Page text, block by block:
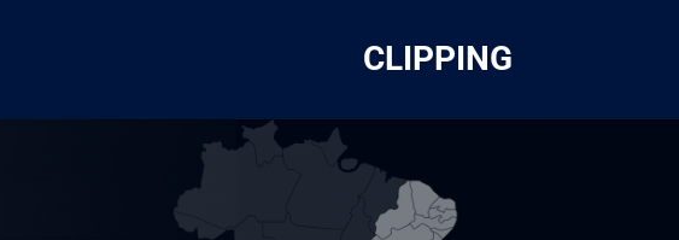
CLIPPING